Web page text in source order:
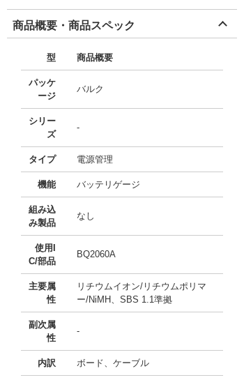
商品概要・商品スペック
型 商品概要
パッケ
ージ
バルク
シリー
ズ
-
タイプ 電源管理
機能 バッテリゲージ
組み込
み製品
なし
使用I
C/部品
BQ2060A
主要属
性
リチウムイオン/リチウムポリマ
ー/NiMH、SBS 1.1準拠
副次属
性
-
内訳 ボード、ケーブル